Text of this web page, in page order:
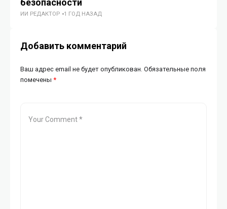
безопасности
ИИ РЕДАКТОР 1 ГОД НАЗАД
Добавить комментарий
Ваш адрес email не будет опубликован. Обязательные поля
помечены *